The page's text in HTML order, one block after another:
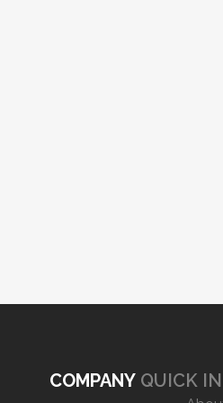
COMPANY QUICK